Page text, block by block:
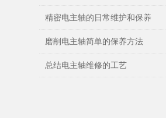
精密电主轴的日常维护和保养
磨削电主轴简单的保养方法
总结电主轴维修的工艺